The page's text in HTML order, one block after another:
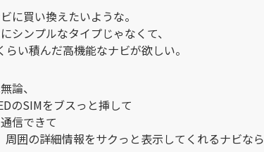
に買い換えたいような。
シンプルなタイプじゃなくて、
い積んだ高機能なナビが欲しい。
論、
のSIMをブスっと挿して
信できて
囲の詳細情報をサクっと表示してくれるナビなら